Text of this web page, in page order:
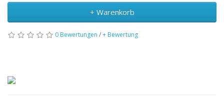
+ Warenkorb
0 Bewertungen /+ Bewertung